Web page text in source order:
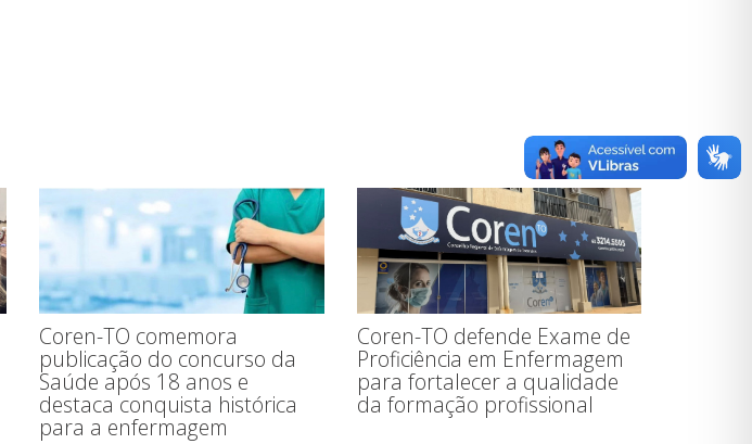
Coren-TO comemora
publicação do concurso da
Saúde após 18 anos e
destaca conquista histórica
para a enfermagem
Coren-TO defende Exame de
Proficiência em Enfermagem
para fortalecer a qualidade
da formação profissional